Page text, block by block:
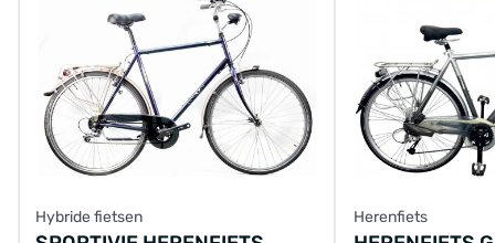
Hybride fietsen Herenfiets